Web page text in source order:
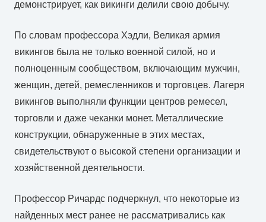
демонстрирует, как викинги делили свою добычу.
По словам профессора Хэдли, Великая армия
викингов была не только военной силой, но и
полноценным сообществом, включающим мужчин,
женщин, детей, ремесленников и торговцев. Лагеря
викингов выполняли функции центров ремесел,
торговли и даже чеканки монет. Металлические
конструкции, обнаруженные в этих местах,
свидетельствуют о высокой степени организации и
хозяйственной деятельности.
Профессор Ричардс подчеркнул, что некоторые из
найденных мест ранее не рассматривались как